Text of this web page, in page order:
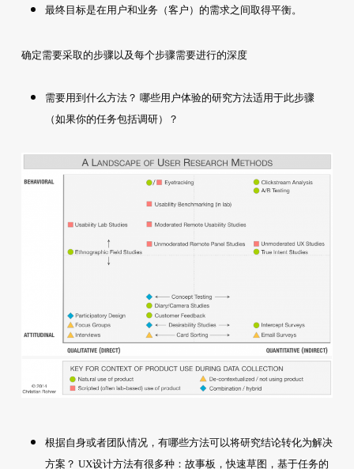
最终目标是在用户和业务（客户）的需求之间取得平衡。
确定需要采取的步骤以及每个步骤需要进行的深度
需要用到什么方法？ 哪些用户体验的研究方法适用于此步骤
（如果你的任务包括调研）？
根据自身或者团队情况，有哪些方法可以将研究结论转化为解决
方案？ UX设计方法有很多种：故事板，快速草图，基于任务的